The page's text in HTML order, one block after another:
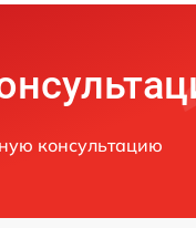
консультацию